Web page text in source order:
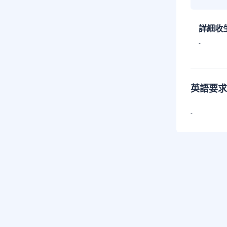
詳細收
-
英語要求
-